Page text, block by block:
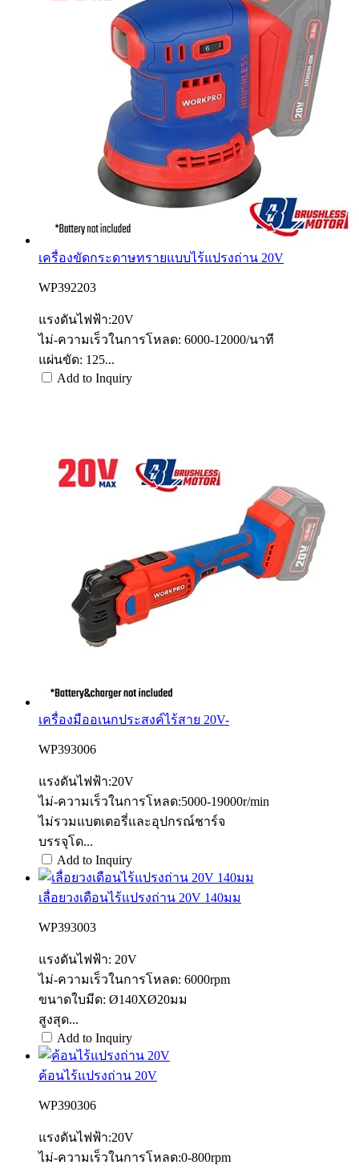
เครื่องขัดกระดาษทรายแบบไร้แปรงถ่าน 20V
WP392203
แรงดันไฟฟ้า:20V
ไม่-ความเร็วในการโหลด: 6000-12000/นาที
แผ่นขัด: 125...
Add to Inquiry
เครื่องมืออเนกประสงค์ไร้สาย 20V-
WP393006
แรงดันไฟฟ้า:20V
ไม่-ความเร็วในการโหลด:5000-19000r/min
ไม่รวมแบตเตอรี่และอุปกรณ์ชาร์จ
บรรจุโด...
Add to Inquiry
เลื่อยวงเดือนไร้แปรงถ่าน 20V 140มม
WP393003
แรงดันไฟฟ้า: 20V
ไม่-ความเร็วในการโหลด: 6000rpm
ขนาดใบมีด: Ø140XØ20มม
สูงสุด...
Add to Inquiry
ค้อนไร้แปรงถ่าน 20V
WP390306
แรงดันไฟฟ้า:20V
ไม่-ความเร็วในการโหลด:0-800rpm